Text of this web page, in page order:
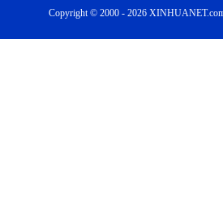
Copyright © 2000 - 2026